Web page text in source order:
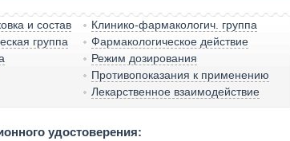
и состав
Клинико-фармакологич. группа
группа
Фармакологическое действие
Режим дозирования
Противопоказания к применению
Лекарственное взаимодействие
удостоверения: